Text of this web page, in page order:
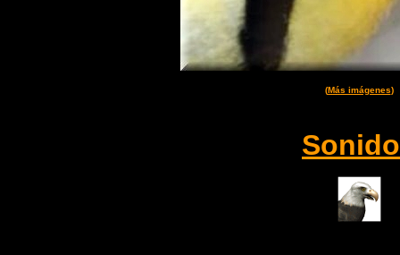
(Más imágenes)